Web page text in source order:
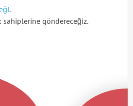
.
göndereceğiz.